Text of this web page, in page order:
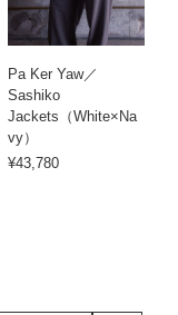
Pa Ker Yaw／
Sashiko
Jackets（White×Na
vy）
¥43,780